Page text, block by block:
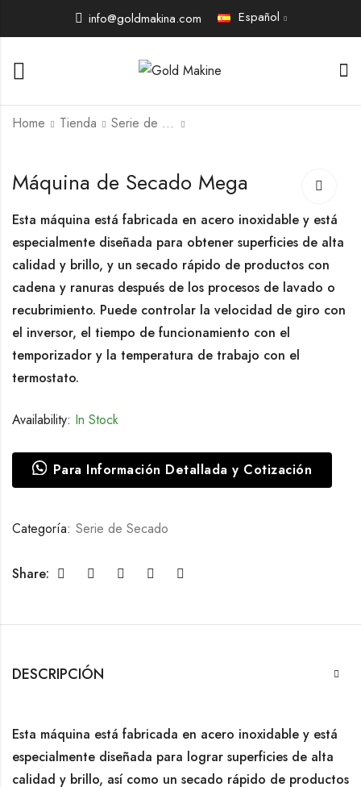
info@goldmakina.com Español
Home Tienda Serie de Secado
Turbo
Máquina de Secado Mega
Esta máquina está fabricada en acero inoxidable y está
especialmente diseñada para obtener superficies de alta
calidad y brillo, y un secado rápido de productos con
cadena y ranuras después de los procesos de lavado o
recubrimiento. Puede controlar la velocidad de giro con
el inversor, el tiempo de funcionamiento con el
temporizador y la temperatura de trabajo con el
termostato.
Availability: In Stock
Para Información Detallada y Cotización
Categoría: Serie de Secado
Share:
DESCRIPCIÓN
Esta máquina está fabricada en acero inoxidable y está
especialmente diseñada para lograr superficies de alta
calidad y brillo, así como un secado rápido de productos